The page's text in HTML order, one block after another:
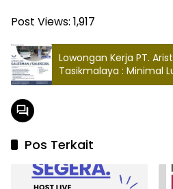
Post Views: 1,917
Lowongan Kerja PT.
Tasikmalaya : Minimal
Pos Terkait